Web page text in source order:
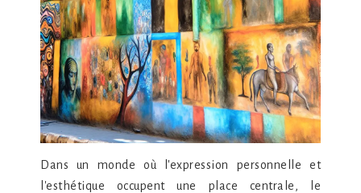
Dans un monde où l'expression personnelle et
l'esthétique occupent une place centrale, le